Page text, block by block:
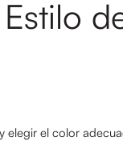
elegir el color